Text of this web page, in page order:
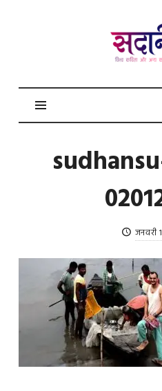
सदानीरा
जनवरी